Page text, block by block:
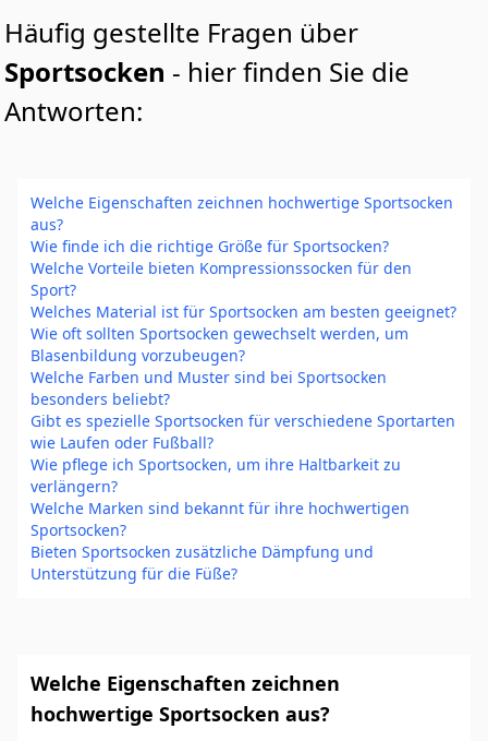
Häufig gestellte Fragen über
Sportsocken - hier finden Sie die
Antworten:
Welche Eigenschaften zeichnen hochwertige Sportsocken
aus?
Wie finde ich die richtige Größe für Sportsocken?
Welche Vorteile bieten Kompressionssocken für den
Sport?
Welches Material ist für Sportsocken am besten geeignet?
Wie oft sollten Sportsocken gewechselt werden, um
Blasenbildung vorzubeugen?
Welche Farben und Muster sind bei Sportsocken
besonders beliebt?
Gibt es spezielle Sportsocken für verschiedene Sportarten
wie Laufen oder Fußball?
Wie pflege ich Sportsocken, um ihre Haltbarkeit zu
verlängern?
Welche Marken sind bekannt für ihre hochwertigen
Sportsocken?
Bieten Sportsocken zusätzliche Dämpfung und
Unterstützung für die Füße?
Welche Eigenschaften zeichnen
hochwertige Sportsocken aus?